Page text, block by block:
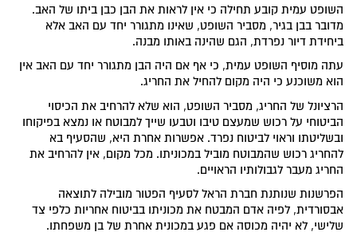
השופט עמית קובע תחילה כי אין לראות את הבן כבן ביתו של האב.
מדובר בבן בגיר, מסביר השופט, שאינו מתגורר יחד עם האב אלא
ביחידת דיור נפרדת, הגם שהינה באותו מבנה.
עתה מוסיף השופט עמית, כי אף אם היה הבן מתגורר יחד עם האב אין
הוא משוכנע כי היה מקום להחיל את החריג.
הרציונל של החריג, מסביר השופט, הוא שלא להרחיב את הכיסוי
הביטוחי על רכוש שמעצם טיבו וטבעו שייך למבוטח או נמצא בפיקוחו
ובשליטתו וראוי לביטוח נפרד. אפשרות אחרת היא, שהסעיף בא
להחריג רכוש שהמבוטח מוביל במכוניתו. מכל מקום, אין להרחיב את
החריג מעבר לגבולותיו הראויים.
הפרשנות שנותנת חברת הראל לסעיף הפטור מובילה לתוצאה
אבסורדית, לפיה אדם המבטח את מכוניתו בביטוח אחריות כלפי צד
שלישי, לא יהיה מכוסה אם פגע במכונית אחרת של בן משפחתו.